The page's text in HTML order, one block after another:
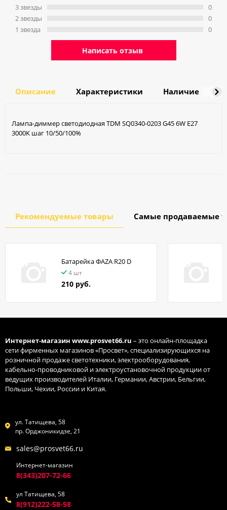
3 звeзды
2 звeзды
1 звeзда
0
0
0
Написать отзыв
Описание Характеристики Наличие
Лампа-диммер светодиодная TDM SQ0340-0203 G45 6W E27
3000K шаг 10/50/100%
Рекомендуемые товары Самые продаваемые
Батарейка ФАZA R20 D
4 шт
210 руб.
Интернет-магазин www.prosvet66.ru – это онлайн-площадка
сети фирменных магазинов «Просвет», специализирующихся на
розничной продаже светотехники, электрооборудования,
кабельно-проводниковой и электроустановочной продукции от
ведущих производителей Италии, Германии, Австрии, Бельгии,
Польши, Чехии, России и Китая.
ул. Татищева, 58
пр. Орджоникидзе, 21
sales@prosvet66.ru
Интернет-магазин
8(343)207-72-66
ул Татищева, 58
8(912)222-58-58